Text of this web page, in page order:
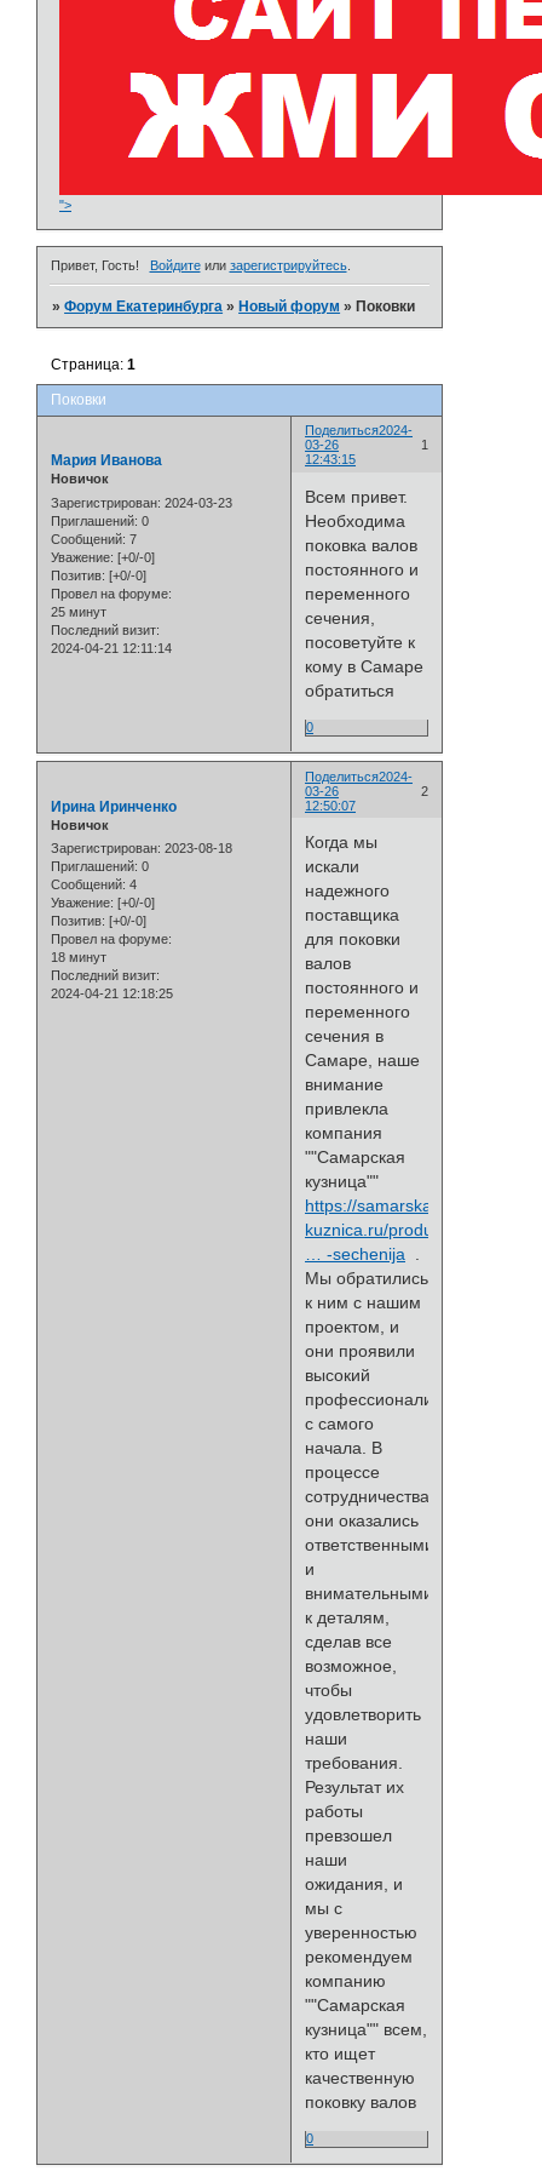
">
Привет, Гость! Войдитеили зарегистрируйтесь.
»Форум Екатеринбурга » Новый форум » Поковки
Поковки
Страница:1
Поделиться
1
2024-
03-26
12:43:15
Мария Иванова
Новичок
Зарегистрирован: 2024-03-23
Приглашений: 0
Сообщений: 7
Уважение: [+0/-0]
Позитив: [+0/-0]
Провел на форуме:
25 минут
Последний визит:
2024-04-21 12:11:14
Всем привет.
Необходима
поковка валов
постоянного и
переменного
сечения,
посоветуйте к
кому в Самаре
обратиться
0
Поделиться
2
2024-
03-26
12:50:07
Ирина Иринченко
Новичок
Зарегистрирован: 2023-08-18
Приглашений: 0
Сообщений: 4
Уважение: [+0/-0]
Позитив: [+0/-0]
Провел на форуме:
18 минут
Последний визит:
2024-04-21 12:18:25
Когда мы
искали
надежного
поставщика
для поковки
валов
постоянного и
переменного
сечения в
Самаре, наше
внимание
привлекла
компания
""Самарская
кузница""
https://samarskaya-
kuznica.ru/produkcij
… -sechenija .
Мы обратились
к ним с нашим
проектом, и
они проявили
высокий
профессионализм
с самого
начала. В
процессе
сотрудничества
они оказались
ответственными
и
внимательными
к деталям,
сделав все
возможное,
чтобы
удовлетворить
наши
требования.
Результат их
работы
превзошел
наши
ожидания, и
мы с
уверенностью
рекомендуем
компанию
""Самарская
кузница"" всем,
кто ищет
качественную
поковку валов
0